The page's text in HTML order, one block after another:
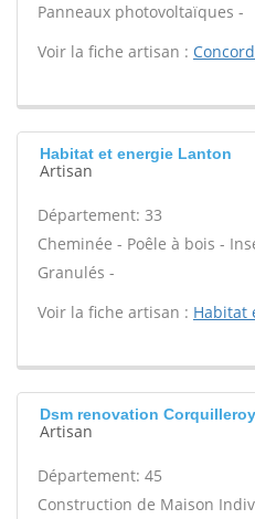
Panneaux photovoltaïques -
Voir la fiche artisan :
Habitat et energie Lanton
Artisan
Département: 33
Cheminée - Poêle à bois -
Granulés -
Voir la fiche artisan : Habitat
Dsm renovation Corquilleroy
Artisan
Département: 45
Construction de Maison